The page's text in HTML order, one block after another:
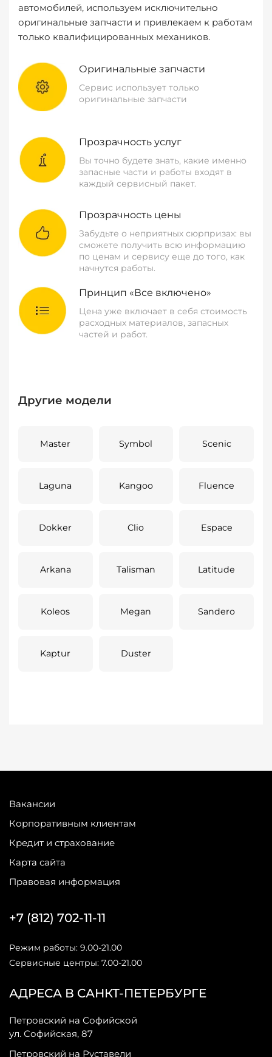
автомобилей, используем исключительно
оригинальные запчасти и привлекаем к работам
только квалифицированных механиков.
Оригинальные запчасти
Сервис использует только
оригинальные запчасти
Прозрачность услуг
Вы точно будете знать, какие именно
запасные части и работы входят в
каждый сервисный пакет.
Прозрачность цены
Забудьте о неприятных сюрпризах: вы
сможете получить всю информацию
по ценам и сервису еще до того, как
начнутся работы.
Принцип «Все включено»
Цена уже включает в себя стоимость
расходных материалов, запасных
частей и работ.
Другие модели
Master Symbol Scenic
Laguna Kangoo Fluence
Dokker Clio Espace
Arkana Talisman Latitude
Koleos Megan Sandero
Kaptur Duster
Вакансии
Корпоративным клиентам
Кредит и страхование
Карта сайта
Правовая информация
АДРЕСА В САНКТ-ПЕТЕРБУРГЕ
Петровский на Софийской
ул. Софийская, 87
Петровский на Руставели
+7 (812) 702-11-11
Режим работы: 9.00-21.00
Сервисные центры: 7.00-21.00